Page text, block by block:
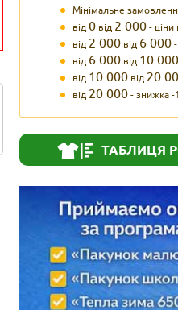
Мінімальне
від0 від 2 000- ціни
від 2 000 від 6 000
від 6 000 від 10 000
від 10 000 від 20
від 20 000- знижка -
ТАБЛИЦЯ